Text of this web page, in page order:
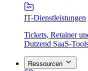
IT-Dienstleistungen
Tickets, Retainer
Dutzend SaaS-
Ressourcen